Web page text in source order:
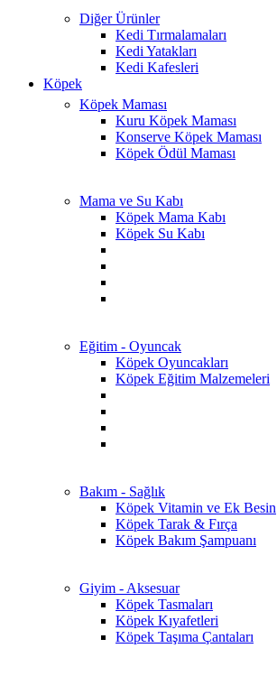
Diğer Ürünler
Kedi Tırmalamaları
Kedi Yatakları
Kedi Kafesleri
Köpek
Köpek Maması
Kuru Köpek Maması
Konserve Köpek Maması
Köpek Ödül Maması
Mama ve Su Kabı
Köpek Mama Kabı
Köpek Su Kabı
Eğitim - Oyuncak
Köpek Oyuncakları
Köpek Eğitim Malzemeleri
Bakım - Sağlık
Köpek Vitamin ve Ek Besin
Köpek Tarak & Fırça
Köpek Bakım Şampuanı
Giyim - Aksesuar
Köpek Tasmaları
Köpek Kıyafetleri
Köpek Taşıma Çantaları